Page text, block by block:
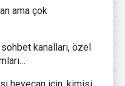
ama çok
kanalları, özel